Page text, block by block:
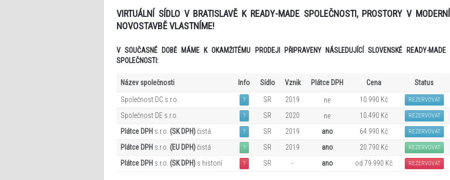
VIRTUÁLNÍ SÍDLO V BRATISLAVĚ K READY-MADE SPOLEČNOSTI, PROSTORY V MODERNÍ
NOVOSTAVBĚ VLASTNÍME!
V SOUČASNÉ DOBĚ MÁME K OKAMŽITÉMU PRODEJI PŘIPRAVENY NÁSLEDUJÍCÍ SLOVENSKÉ READY-MADE
SPOLEČNOSTI:
Název společnosti Info Sídlo Vznik Plátce DPH Cena Status
Společnost DC s.r.o. ? SR 2019 ne 10.990 Kč REZERVOVAT
Společnost DE s.r.o. ? SR 2020 ne 10.490 Kč REZERVOVAT
Plátce DPH s.r.o. (SK DPH)čistá ? SR 2019 ano 64.990 Kč REZERVOVAT
Plátce DPH s.r.o. (EU DPH)čistá ? SR 2019 ano 20.790 Kč REZERVOVAT
Plátce DPH s.r.o. (SK DPH) s historií ? SR - ano od 79.990 Kč REZERVOVAT